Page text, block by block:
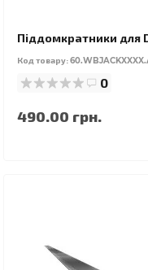
Піддомкратники для
Код товару:
0
490.00 грн.